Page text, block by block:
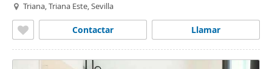
Triana, Triana Este, Sevilla
Llamar
Contactar